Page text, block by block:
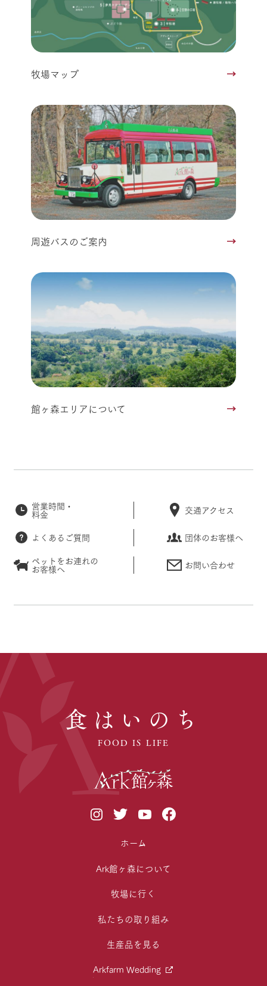
牧場マップ
周遊バスのご案内
館ヶ森エリアについて
営業時間・
料金 交通アクセス
よくあるご質問
団体のお客様へ
ペットをお連れの
お客様へ お問い合わせ
食はいのち
FOOD IS LIFE
ホーム
Ark館ヶ森について
牧場に行く
私たちの取り組み
生産品を見る
Arkfarm Wedding